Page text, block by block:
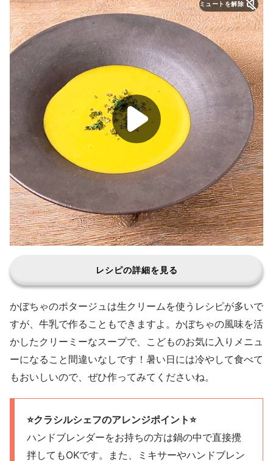
ミュートを解除
レシピの詳細を見る
かぼちゃのポタージュは生クリームを使うレシピが多いで
すが、牛乳で作ることもできますよ。かぼちゃの風味を活
かしたクリーミーなスープで、こどものお気に入りメニュ
ーになること間違いなしです！暑い日には冷やして食べて
もおいしいので、ぜひ作ってみてくださいね。
⭐️クラシルシェフのアレンジポイント⭐️
ハンドブレンダーをお持ちの方は鍋の中で直接攪
拌してもOKです。また、ミキサーやハンドブレン